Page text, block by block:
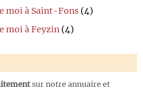
moi à Saint-Fons (4)
moi à Feyzin (4)
sur notre annuaire et